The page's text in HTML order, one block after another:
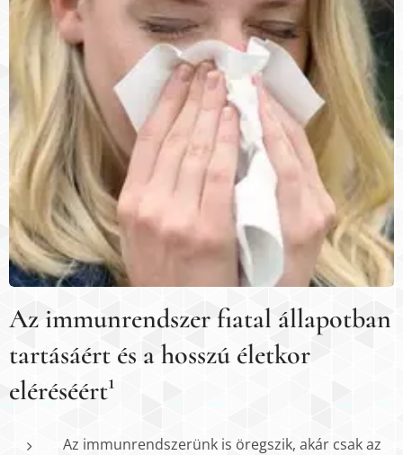
Az immunrendszer fiatal állapotban
tartásáért és a hosszú életkor
eléréséért¹
Az immunrendszerünk is öregszik, akár csak az